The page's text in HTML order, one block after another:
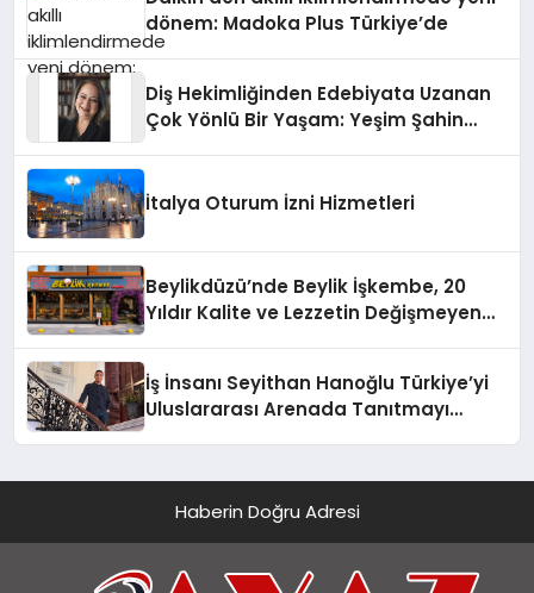
dönem: Madoka Plus Türkiye’de
Diş Hekimliğinden Edebiyata Uzanan
Çok Yönlü Bir Yaşam: Yeşim Şahin
İtalya Oturum İzni Hizmetleri
Beylikdüzü’nde Beylik İşkembe, 20
Yıldır Kalite ve Lezzetin Değişmeyen
İş İnsanı Seyithan Hanoğlu Türkiye’yi
Uluslararası Arenada Tanıtmayı
Haberin Doğru Adresi